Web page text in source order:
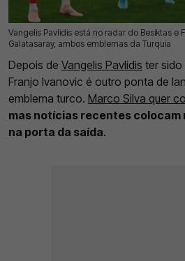
Vangelis Pavlidis está no radar do Besiktas e
Galatasaray, ambos emblemas da Turquia
09 Jun 2026 | 12:44 | 0
Depois de Vangelis Pavlidis ter
Franjo Ivanovic é outro ponta de
emblema turco. Marco Silva quer
mas notícias recentes colocam
na porta da saída.